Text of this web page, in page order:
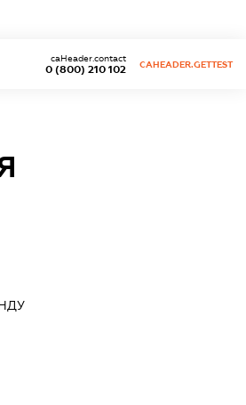
0 (800) 210 102
caHeader.contact
CAHEADER.GETTEST